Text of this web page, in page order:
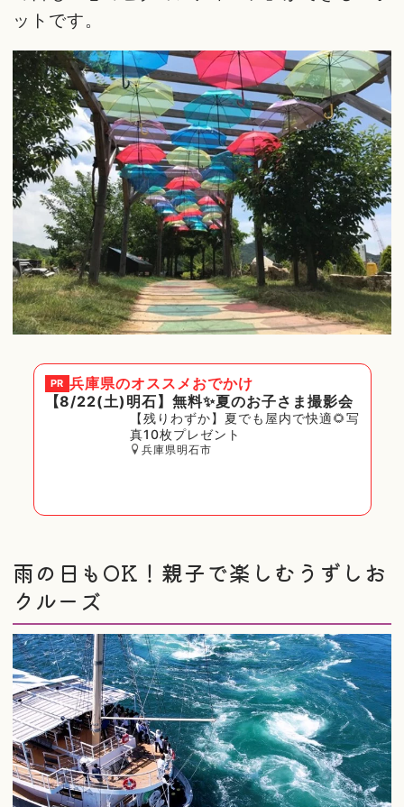
ットです。
PR 兵庫県のオススメおでかけ
【8/22(土)明石】無料✨夏のお子さま撮影会
【残りわずか】夏でも屋内で快適🌻写
真10枚プレゼント
兵庫県明石市
雨の日もOK！親子で楽しむうずしお
クルーズ